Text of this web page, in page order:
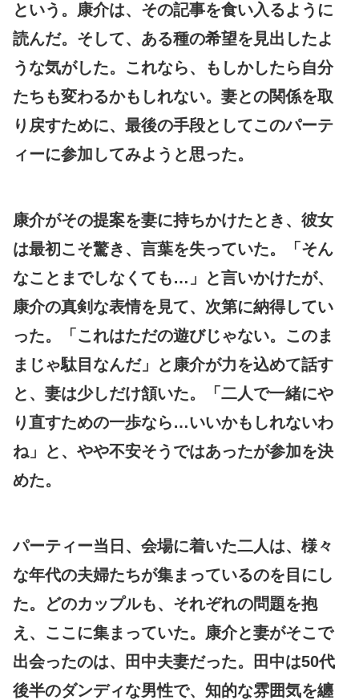
という。康介は、その記事を食い入るように
読んだ。そして、ある種の希望を見出したよ
うな気がした。これなら、もしかしたら自分
たちも変わるかもしれない。妻との関係を取
り戻すために、最後の手段としてこのパーテ
ィーに参加してみようと思った。
康介がその提案を妻に持ちかけたとき、彼女
は最初こそ驚き、言葉を失っていた。「そん
なことまでしなくても…」と言いかけたが、
康介の真剣な表情を見て、次第に納得してい
った。「これはただの遊びじゃない。このま
まじゃ駄目なんだ」と康介が力を込めて話す
と、妻は少しだけ頷いた。「二人で一緒にや
り直すための一歩なら…いいかもしれないわ
ね」と、やや不安そうではあったが参加を決
めた。
パーティー当日、会場に着いた二人は、様々
な年代の夫婦たちが集まっているのを目にし
た。どのカップルも、それぞれの問題を抱
え、ここに集まっていた。康介と妻がそこで
出会ったのは、田中夫妻だった。田中は50代
後半のダンディな男性で、知的な雰囲気を纏